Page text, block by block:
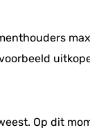
Op dit